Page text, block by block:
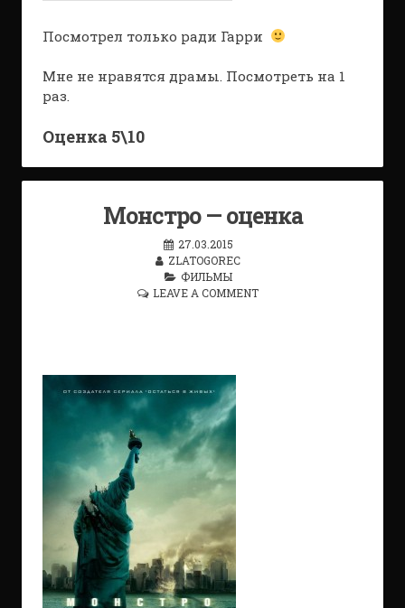
Посмотрел только ради Гарри
Мне не нравятся драмы. Посмотреть на 1
раз.
Оценка 5\10
Монстро — оценка
27.03.2015
ZLATOGOREC
ФИЛЬМЫ
LEAVE A COMMENT